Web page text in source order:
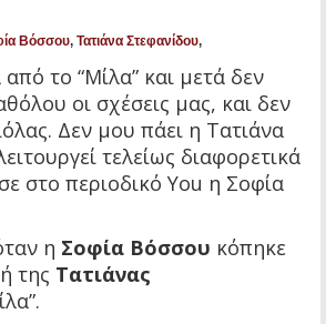
Βόσσου, Τατιάνα Στεφανίδου,
το “Μίλα” και μετά δεν
οι σχέσεις μας, και δεν
Δεν μου πάει η Τατιάνα
τελείως διαφορετικά
στο περιοδικό You η Σοφία
η Σοφία Βόσσου κόπηκε
της Τατιάνας